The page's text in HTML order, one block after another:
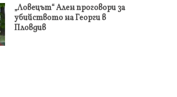
„Ловецът“ Ален проговори за
убийството на Георги в
Пловдив